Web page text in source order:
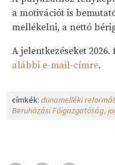
a motivációt is
mellékelni, a nettó
A jelentkezéseket
alábbi e-mail-címre.
címkék: dunamelléki
Beruházási Főigazgatóság